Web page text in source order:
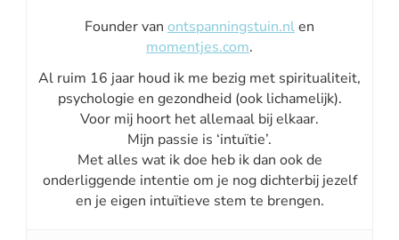
Founder van ontspanningstuin.nlen
momentjes.com.
Al ruim 16 jaar houd ik me bezig met spiritualiteit,
psychologie en gezondheid (ook lichamelijk).
Voor mij hoort het allemaal bij elkaar.
Mijn passie is ‘intuïtie’.
Met alles wat ik doe heb ik dan ook de
onderliggende intentie om je nog dichterbij jezelf
en je eigen intuïtieve stem te brengen.